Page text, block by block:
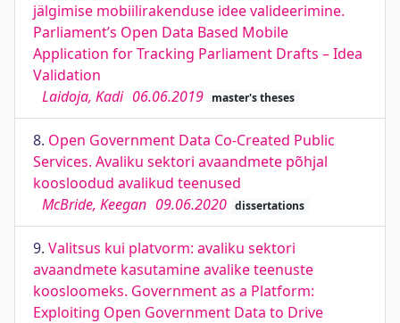
jälgimise mobiilirakenduse idee valideerimine.
Parliament’s Open Data Based Mobile
Application for Tracking Parliament Drafts – Idea
Validation
Laidoja, Kadi 06.06.2019 master's theses
8. Open Government Data Co-Created Public
Services. Avaliku sektori avaandmete põhjal
koosloodud avalikud teenused
McBride, Keegan 09.06.2020 dissertations
9. Valitsus kui platvorm: avaliku sektori
avaandmete kasutamine avalike teenuste
koosloomeks. Government as a Platform:
Exploiting Open Government Data to Drive